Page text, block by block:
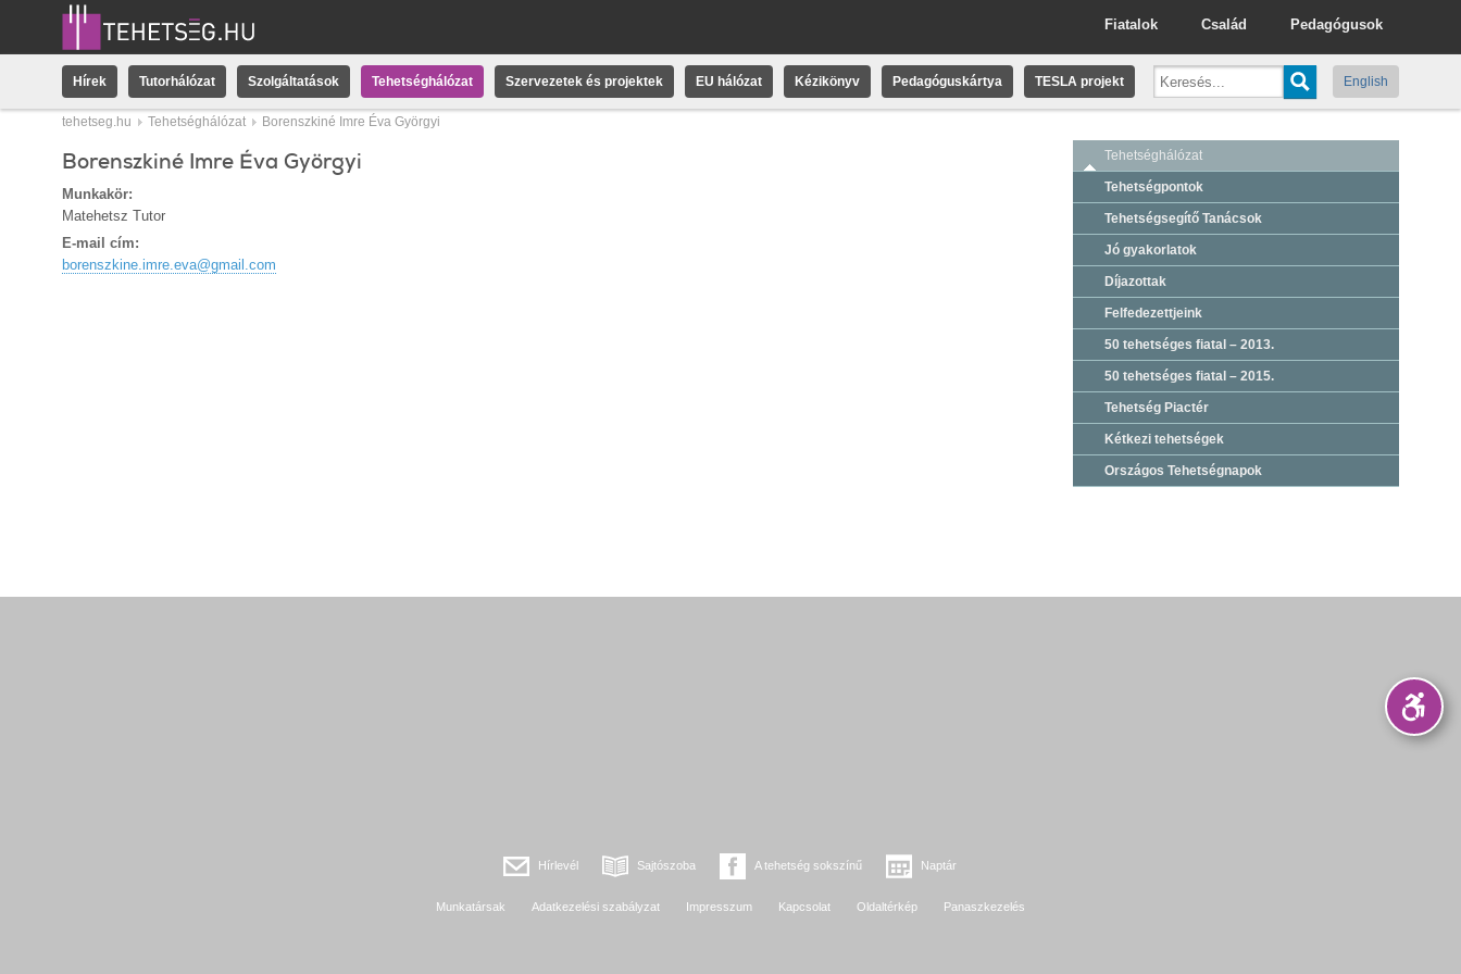
Pedagógusok
Család
Fiatalok
Hírek Tutorhálózat Szolgáltatások Tehetséghálózat Szervezetek és projektek EU hálózat Kézikönyv Pedagóguskártya TESLA projekt English
tehetseg.hu Tehetséghálózat Borenszkiné Imre Éva Györgyi
Borenszkiné Imre Éva Györgyi
Munkakör:
Matehetsz Tutor
E-mail cím:
borenszkine.imre.eva@gmail.com
Tehetséghálózat
Tehetségpontok
Tehetségsegítő Tanácsok
Jó gyakorlatok
Díjazottak
Felfedezettjeink
50 tehetséges fiatal – 2013.
50 tehetséges fiatal – 2015.
Tehetség Piactér
Kétkezi tehetségek
Országos Tehetségnapok
Hírlevél Sajtószoba A tehetség sokszínű Naptár
Munkatársak Adatkezelési szabályzat Impresszum Kapcsolat Oldaltérkép Panaszkezelés